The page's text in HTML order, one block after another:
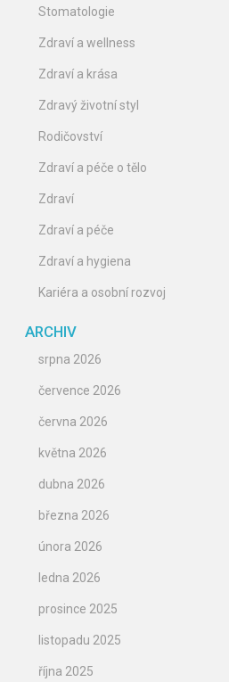
Stomatologie
Zdraví a wellness
Zdraví a krása
Zdravý životní styl
Rodičovství
Zdraví a péče o tělo
Zdraví
Zdraví a péče
Zdraví a hygiena
Kariéra a osobní rozvoj
ARCHIV
srpna 2026
července 2026
června 2026
května 2026
dubna 2026
března 2026
února 2026
ledna 2026
prosince 2025
listopadu 2025
října 2025